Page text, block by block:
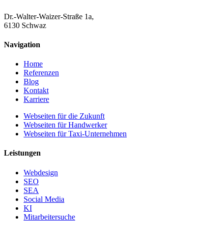
Dr.-Walter-Waizer-Straße 1a,
6130 Schwaz
Navigation
Home
Referenzen
Blog
Kontakt
Karriere
Webseiten für die Zukunft
Webseiten für Handwerker
Webseiten für Taxi-Unternehmen
Leistungen
Webdesign
SEO
SEA
Social Media
KI
Mitarbeitersuche